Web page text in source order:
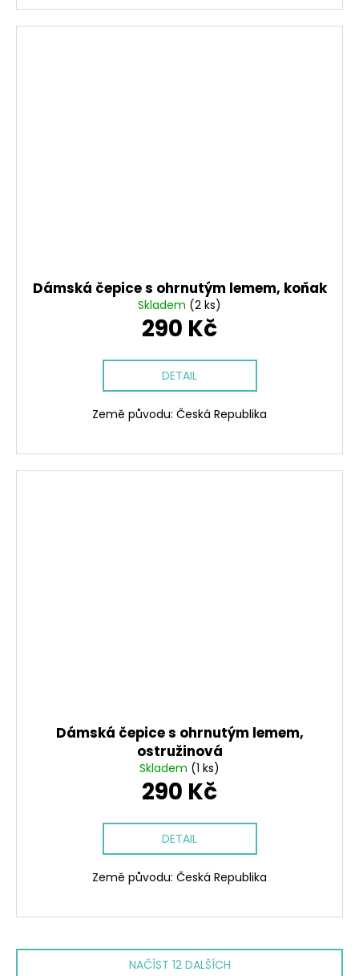
Dámská čepice s ohrnutým lemem, koňak
Skladem (2 ks)
290 Kč
DETAIL
Země původu: Česká Republika
Dámská čepice s ohrnutým lemem,
ostružinová
Skladem (1 ks)
290 Kč
DETAIL
Země původu: Česká Republika
NAČÍST 12 DALŠÍCH